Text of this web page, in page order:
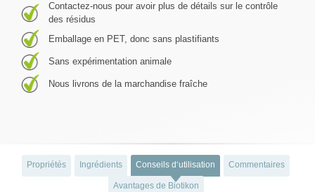
Contactez-nous pour avoir plus de détails sur le contrôle
des résidus
Emballage en PET, donc sans plastifiants
Sans expérimentation animale
Nous livrons de la marchandise fraîche
Propriétés Ingrédients Conseils d‘utilisation Commentaires
Avantages de Biotikon